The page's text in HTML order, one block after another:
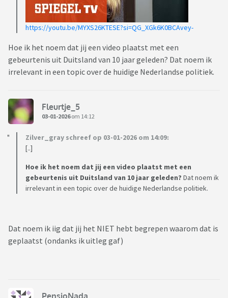
https://youtu.be/MYXS26KTESE?si=QG_XGk6K0BCAvey-
Hoe ik het noem dat jij een video plaatst met een
gebeurtenis uit Duitsland van 10 jaar geleden? Dat noem ik
irrelevant in een topic over de huidige Nederlandse politiek.
Fleurtje_5
03-01-2026om 14:12
Zilver_gray schreef op 03-01-2026 om 14:09:
[..]
Hoe ik het noem dat jij een video plaatst met een
gebeurtenis uit Duitsland van 10 jaar geleden? Dat noem ik
irrelevant in een topic over de huidige Nederlandse politiek.
Dat noem ik iig dat jij het NIET hebt begrepen waarom dat is
geplaatst (ondanks ik uitleg gaf)
PensioNada